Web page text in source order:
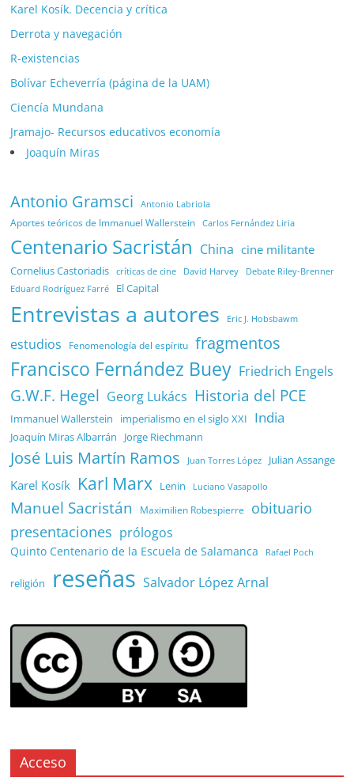
Karel Kosík. Decencia y crítica
Derrota y navegación
R-existencias
Bolívar Echeverría (página de la UAM)
Ciencía Mundana
Jramajo- Recursos educativos economía
Joaquín Miras
Antonio Gramsci Antonio Labriola
Aportes teóricos de Immanuel Wallerstein Carlos Fernández Liria
Centenario Sacristán China cine militante
Cornelius Castoriadis críticas de cine David Harvey Debate Riley-Brenner
Eduard Rodríguez Farré El Capital
Entrevistas a autores Eric J. Hobsbawm
estudios Fenomenología del espíritu fragmentos
Francisco Fernández Buey Friedrich Engels
G.W.F. Hegel Georg Lukács Historia del PCE
Immanuel Wallerstein imperialismo en el siglo XXI India
Joaquín Miras Albarrán Jorge Riechmann
José Luis Martín Ramos Juan Torres López Julian Assange
Karel Kosík Karl Marx Lenin Luciano Vasapollo
Manuel Sacristán Maximilien Robespierre
obituario
presentaciones prólogos
Quinto Centenario de la Escuela de Salamanca Rafael Poch
religión reseñas Salvador López Arnal
Acceso